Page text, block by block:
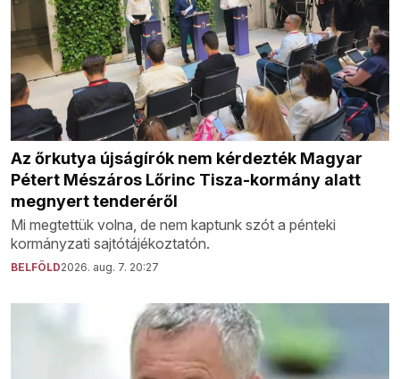
Az őrkutya újságírók nem kérdezték Magyar
Pétert Mészáros Lőrinc Tisza-kormány alatt
megnyert tenderéről
Mi megtettük volna, de nem kaptunk szót a pénteki
kormányzati sajtótájékoztatón.
BELFÖLD2026. aug. 7. 20:27